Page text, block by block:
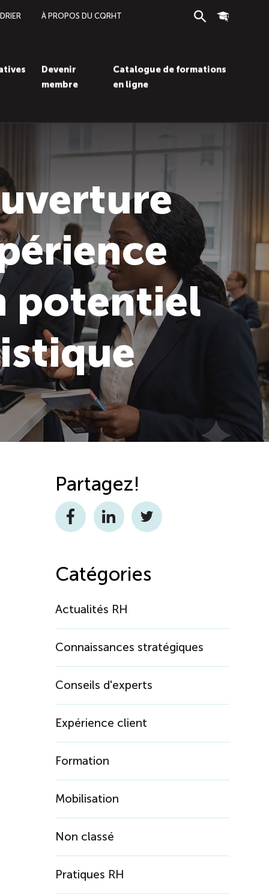
À PROPOS DU CQRHT
Devenir
membre
Catalogue de formations
en ligne
potentiel
Partagez!
FacebookLinkedInTwitter
Catégories
Actualités RH
Connaissances stratégiques
Conseils d'experts
Expérience client
Formation
Mobilisation
Non classé
Pratiques RH